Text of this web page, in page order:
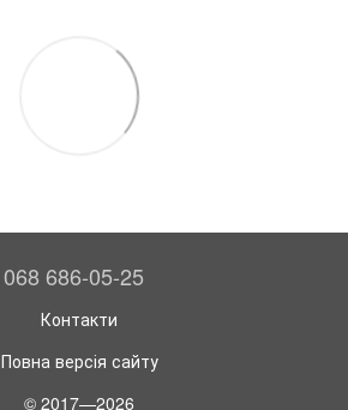
068 686-05-25
Контакти
Повна версія сайту
© 2017—2026